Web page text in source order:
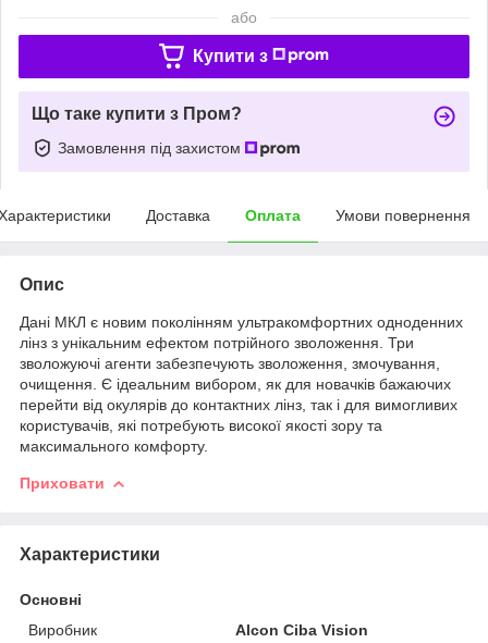
або
Купити з
Що таке купити з Пром?
Замовлення під захистом
Доставка Оплата Умови повернення
Опис
Дані МКЛ є новим поколінням ультракомфортних одноденних
лінз з унікальним ефектом потрійного зволоження. Три
зволожуючі агенти забезпечують зволоження, змочування,
очищення. Є ідеальним вибором, як для новачків бажаючих
перейти від окулярів до контактних лінз, так і для вимогливих
користувачів, які потребують високої якості зору та
максимального комфорту.
Приховати
Характеристики
Основні
Виробник
Alcon Ciba Vision